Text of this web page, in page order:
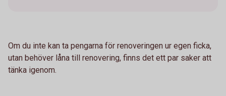
Om du inte kan ta pengarna för renoveringen ur egen ficka,
utan behöver låna till renovering, finns det ett par saker att
tänka igenom.